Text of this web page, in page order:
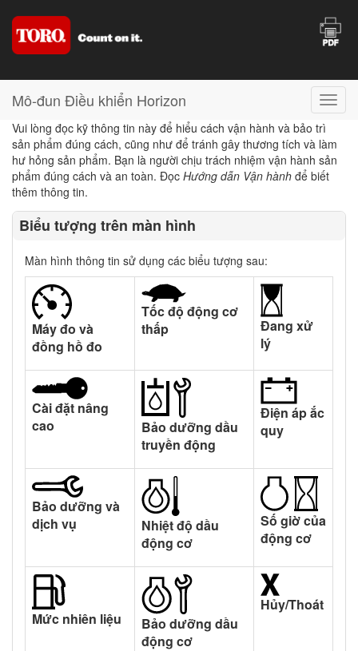
Mô-đun Điều khiển Horizon
Vui lòng đọc kỹ thông tin này để hiểu cách vận hành và bảo trì
sản phẩm đúng cách, cũng như để tránh gây thương tích và làm
hư hỏng sản phẩm. Bạn là người chịu trách nhiệm vận hành sản
phẩm đúng cách và an toàn. Đọc Hướng dẫn Vận hành để biết
thêm thông tin.
Biểu tượng trên màn hình
Màn hình thông tin sử dụng các biểu tượng sau:
Máy đo và
đồng hồ đo
Tốc độ động cơ
thấp
Đang xử
lý
Cài đặt nâng
cao
Bảo dưỡng dầu
truyền động
Điện áp ắc
quy
Bảo dưỡng và
dịch vụ
Nhiệt độ dầu
động cơ
Số giờ của
động cơ
Mức nhiên liệu
Bảo dưỡng dầu
động cơ
Hủy/Thoát